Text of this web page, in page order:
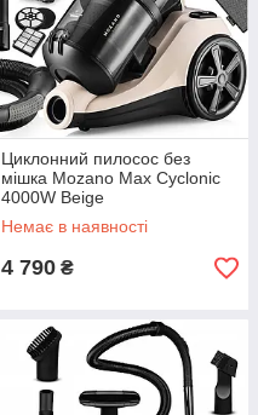
Циклонний пилосос без
мішка Mozano Max Cyclonic
4000W Beige
Немає в наявності
4 790 ₴